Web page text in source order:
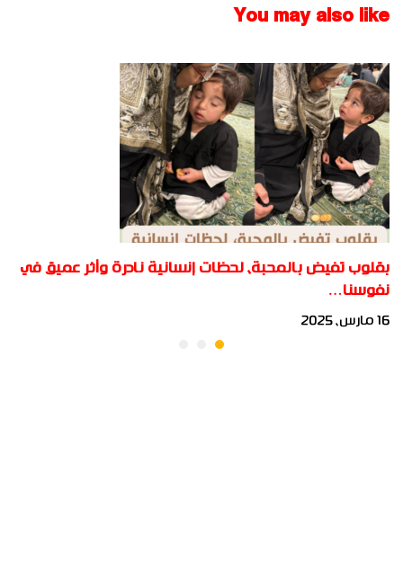
You may also like
بقلوب تفيض بالمحبة، لحظات إنسانية نادرة وأثر عميق في
نفوسنا…
16 مارس، 2025